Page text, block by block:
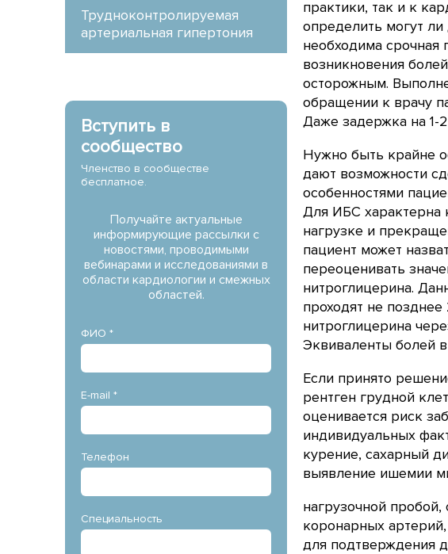
Трудноконтролируемая
артериальная гипертония
Вступить в
сообщество
Членство в сообществе
бесплатное.
Получайте актуальные
информирующие рассылки с
новостями, проводимыми
вебинарами и исследованиями в
области кардиологии и смежных
областей.
ФИО *
E-mail *
Телефон
Специальность
практики, так и к
определить могут
необходима срочная
возникновения
осторожным.
обращении к врачу
Даже задержка на 1-
Нужно быть крайне
дают возможности
особенностями
Для ИБС характерна
нагрузке и
пациент может
переоценивать
нитроглицерина.
проходят не
нитроглицерина
Эквиваленты болей
Если принято
рентген грудной
оценивается риск
индивидуальных
курение, сахарный
выявление ишемии
нагрузочной
коронарных
для подтверждения